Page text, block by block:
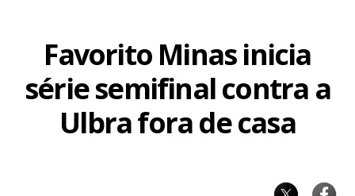
Favorito Minas inicia
série semifinal contra a
Ulbra fora de casa